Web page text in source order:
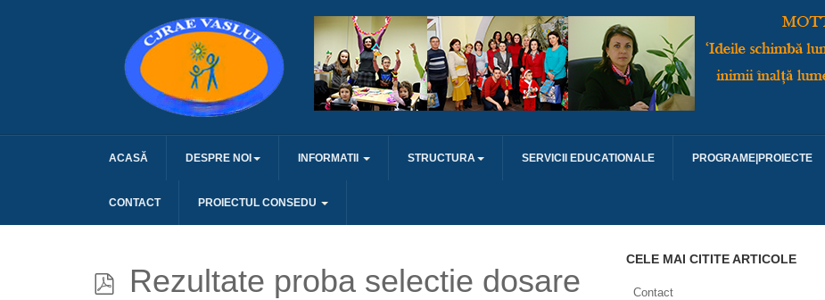
ACASĂ DESPRE NOI INFORMATII STRUCTURA SERVICII EDUCATIONALE PROGRAME|PROIECTE
CONTACT PROIECTUL CONSEDU
p
Rezultate proba selectie dosare
CELE MAI CITITE ARTICOLE
Contact